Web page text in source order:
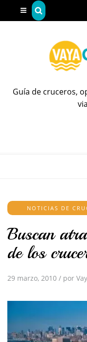
Guía de cruceros,
NOTICIAS DE
Buscan
de los
29 marzo, 2010 / por